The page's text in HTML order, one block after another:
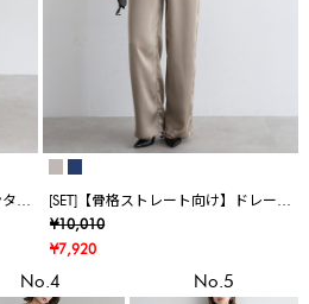
ン
ン
[SET]【骨格ストレート向け】ドレープ
カップ付きサテンキャミソール×リラ
クシーサテンパンツ
¥10,010
¥7,920
No.4 No.5